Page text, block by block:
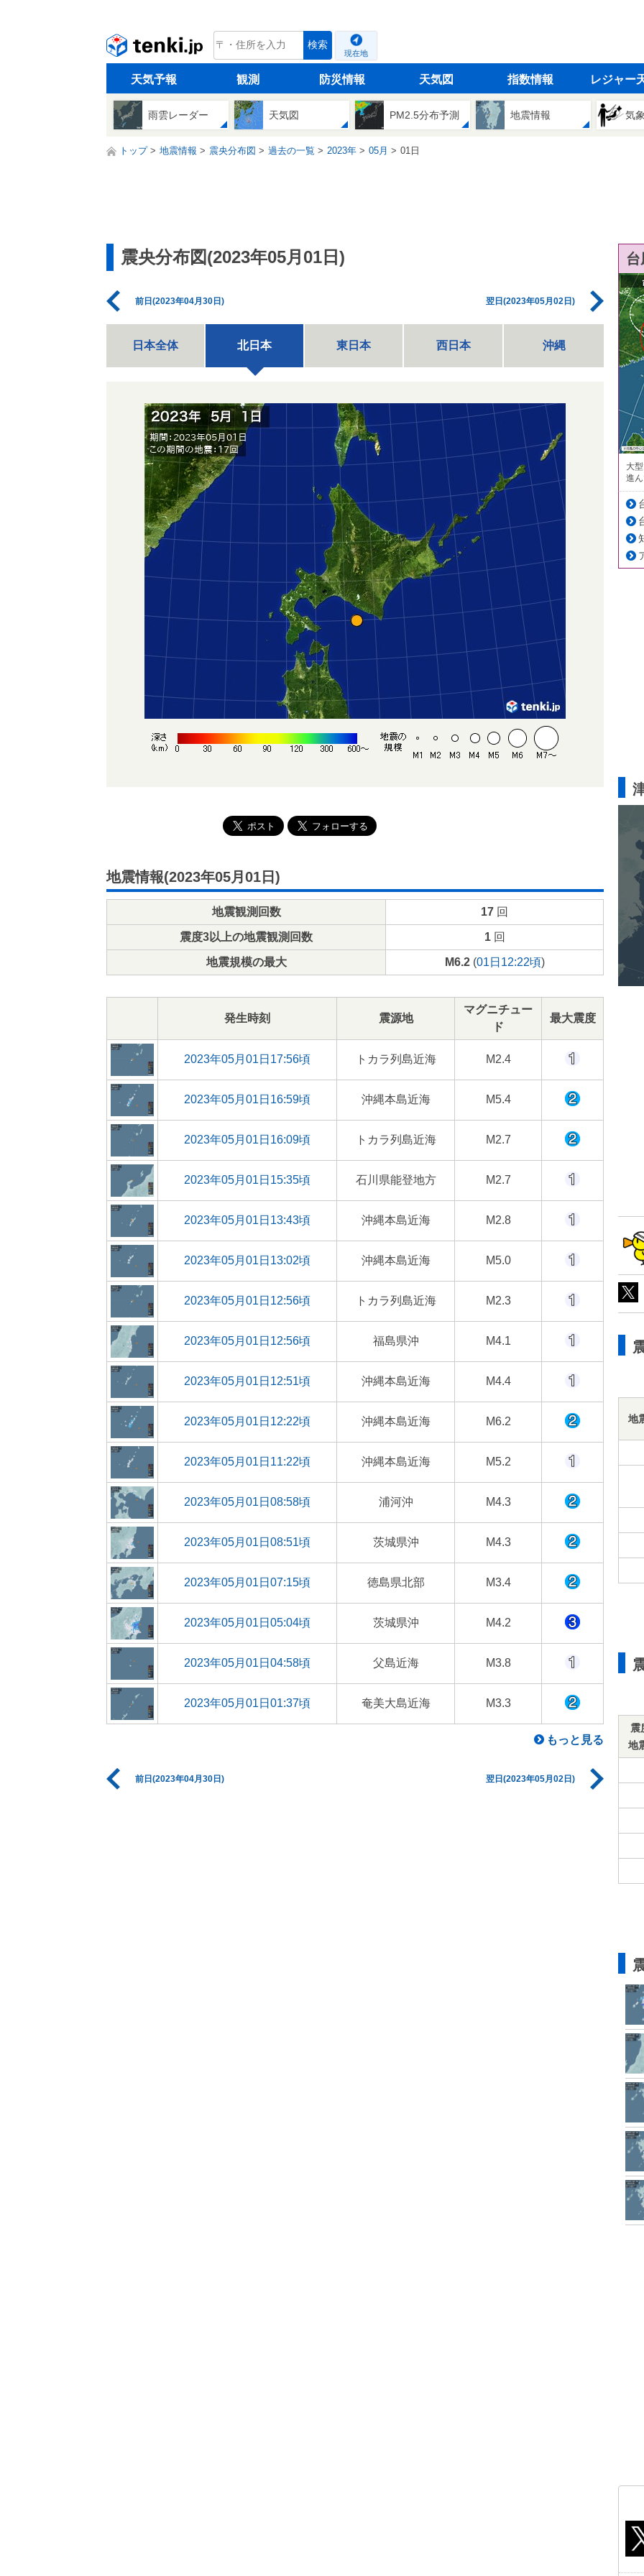
tenki.jp 検索
現在地
天気予報 観測 防災情報 天気図 指数情報 レジャー
雨雲レーダー 天気図 PM2.5分布予測 地震情報 気
トップ 地震情報 震央分布図 過去の一覧 2023年 05月 01日
震央分布図(2023年05月01日)
前日(2023年04月30日) 翌日(2023年05月02日)
日本全体 北日本 東日本 西日本 沖縄
地震情報(2023年05月01日)
地震観測回数 17 回
震度3以上の地震観測回数 1回
地震規模の最大 M6.2(01日12:22頃)
発生時刻 震源地
マグニチュー
ド
最大震度
2023年05月01日17:56頃 トカラ列島近海 M2.4
2023年05月01日16:59頃 沖縄本島近海 M5.4
2023年05月01日16:09頃 トカラ列島近海 M2.7
2023年05月01日15:35頃 石川県能登地方 M2.7
2023年05月01日13:43頃 沖縄本島近海 M2.8
2023年05月01日13:02頃 沖縄本島近海 M5.0
2023年05月01日12:56頃 トカラ列島近海 M2.3
2023年05月01日12:56頃 福島県沖 M4.1
2023年05月01日12:51頃 沖縄本島近海 M4.4
2023年05月01日12:22頃 沖縄本島近海 M6.2
2023年05月01日11:22頃 沖縄本島近海 M5.2
2023年05月01日08:58頃 浦河沖 M4.3
2023年05月01日08:51頃 茨城県沖 M4.3
2023年05月01日07:15頃 徳島県北部 M3.4
2023年05月01日05:04頃 茨城県沖 M4.2
2023年05月01日04:58頃 父島近海 M3.8
2023年05月01日01:37頃 奄美大島近海 M3.3
もっと見る
前日(2023年04月30日) 翌日(2023年05月02日)
大
進
地
震
地